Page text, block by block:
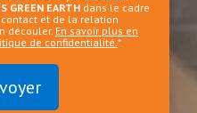
GREEN EARTH dans le cadre
et de la relation
découler. En savoir plus en
de confidentialité.*